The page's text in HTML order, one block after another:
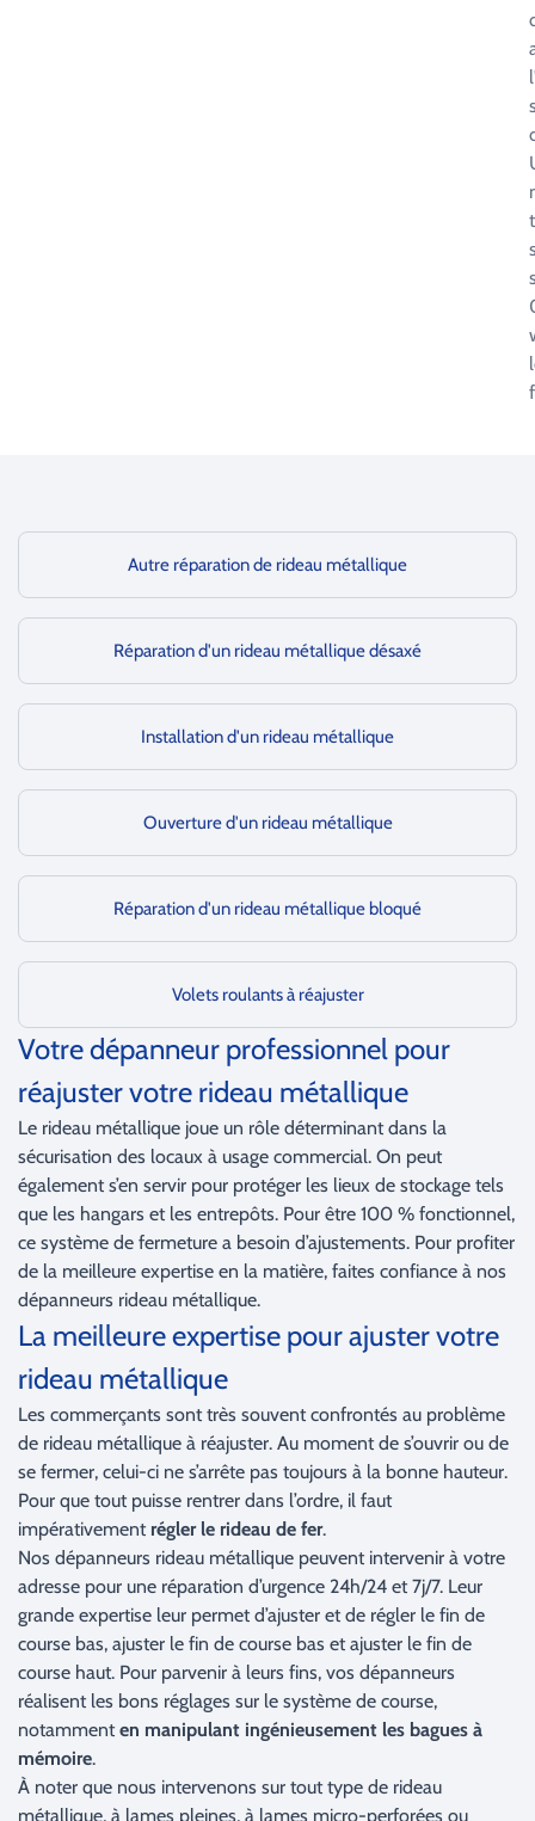
Autre réparation de rideau métallique
Réparation d'un rideau métallique désaxé
Installation d'un rideau métallique
Ouverture d'un rideau métallique
Réparation d'un rideau métallique bloqué
Volets roulants à réajuster
Votre dépanneur professionnel pour
réajuster votre rideau métallique
Le rideau métallique joue un rôle déterminant dans la
sécurisation des locaux à usage commercial. On peut
également s’en servir pour protéger les lieux de stockage tels
que les hangars et les entrepôts. Pour être 100 % fonctionnel,
ce système de fermeture a besoin d’ajustements. Pour profiter
de la meilleure expertise en la matière, faites confiance à nos
dépanneurs rideau métallique.
La meilleure expertise pour ajuster votre
rideau métallique
Les commerçants sont très souvent confrontés au problème
de rideau métallique à réajuster. Au moment de s’ouvrir ou de
se fermer, celui-ci ne s’arrête pas toujours à la bonne hauteur.
Pour que tout puisse rentrer dans l’ordre, il faut
impérativement régler le rideau de fer.
Nos dépanneurs rideau métallique peuvent intervenir à votre
adresse pour une réparation d’urgence 24h/24 et 7j/7. Leur
grande expertise leur permet d’ajuster et de régler le fin de
course bas, ajuster le fin de course bas et ajuster le fin de
course haut. Pour parvenir à leurs fins, vos dépanneurs
réalisent les bons réglages sur le système de course,
notamment en manipulant ingénieusement les bagues à
mémoire.
À noter que nous intervenons sur tout type de rideau
métallique, à lames pleines, à lames micro-perforées ou